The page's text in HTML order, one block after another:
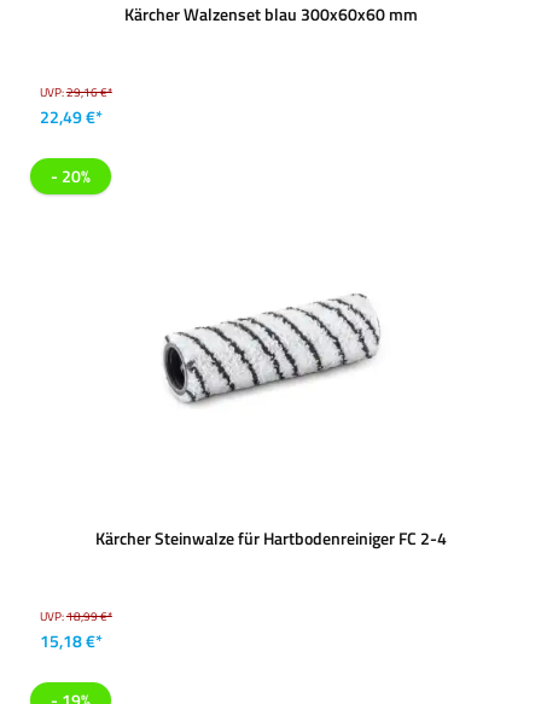
Kärcher Walzenset blau 300x60x60 mm
UVP:29,16 €*
22,49 €*
- 20%
Kärcher Steinwalze für Hartbodenreiniger FC 2-4
UVP:18,99 €*
15,18 €*